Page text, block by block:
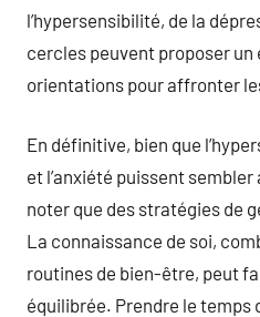
l’hypersensibilité, de la
cercles peuvent proposer un
orientations pour affronter
En définitive, bien que
et l’anxiété puissent
noter que des stratégies de
La connaissance de soi,
routines de bien-être, peut
équilibrée. Prendre le temps